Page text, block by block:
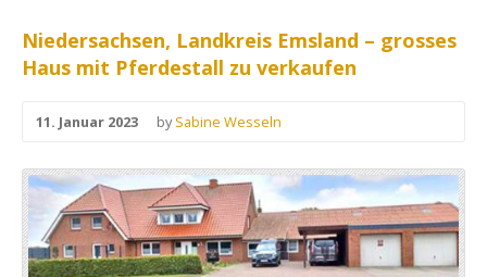
Niedersachsen, Landkreis Emsland – grosses
Haus mit Pferdestall zu verkaufen
11. Januar 2023 bySabine Wesseln